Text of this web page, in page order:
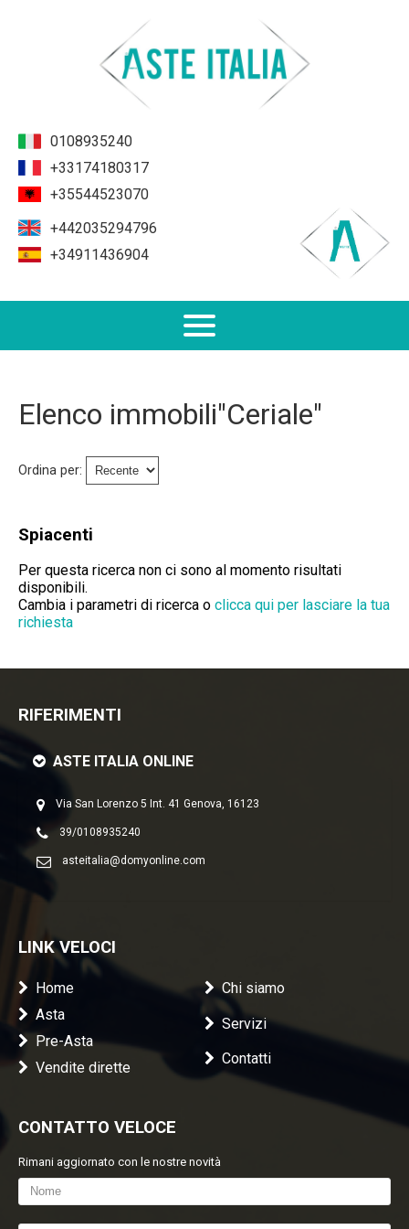
0108935240
+33174180317
+35544523070
+442035294796
+34911436904
Immobili Preasta
Immobili All'asta
Servizi
Elenco immobili"Ceriale"
Ordina per:
Spiacenti
Per questa ricerca non ci sono al momento risultati
disponibili.
Cambia i parametri di ricerca o clicca qui per lasciare la tua
richiesta
RIFERIMENTI
ASTE ITALIA ONLINE
Via San Lorenzo 5 Int. 41 Genova, 16123
39/0108935240
asteitalia@domyonline.com
LINK VELOCI
Home
Asta
Pre-Asta
Vendite dirette
Chi siamo
Servizi
Contatti
CONTATTO VELOCE
Rimani aggiornato con le nostre novità